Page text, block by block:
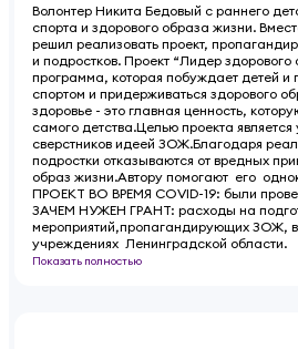
Волонтер Никита Бедовый с раннего
спорта и здорового образа жизни.
решил реализовать проект,
и подростков. Проект “Лидер
программа, которая побуждает детей и
спортом и придерживаться здорового
здоровье - это главная ценность,
самого детства.Целью проекта
сверстников идеей ЗОЖ.Благодаря
подростки отказываются от вредных
образ жизни.Автору помогают его
ПРОЕКТ ВО ВРЕМЯ COVID-19: были
ЗАЧЕМ НУЖЕН ГРАНТ: расходы на
мероприятий,пропагандирующих ЗОЖ,
учреждениях Ленинградской области.
Показать полностью